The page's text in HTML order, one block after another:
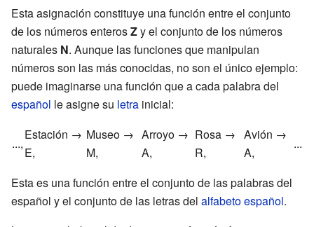
Esta asignación constituye una función entre el conjunto
de los números enterosZy el conjunto de los números
naturales N. Aunque las funciones que manipulan
números son las más conocidas, no son el único ejemplo:
puede imaginarse una función que a cada palabra del
español le asigne su letra inicial:
...,
Estación →
E,
Museo →
M,
Arroyo →
A,
Rosa →
R,
Avión →
A,
...
Esta es una función entre el conjunto de las palabras del
español y el conjunto de las letras del alfabeto español.